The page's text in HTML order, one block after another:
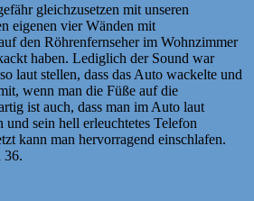
gleichzusetzen mit unseren
eigenen vier Wänden mit
den Röhrenfernseher im Wohnzimmer
haben. Lediglich der Sound war
laut stellen, dass das Auto wackelte und
wenn man die Füße auf die
ist auch, dass man im Auto laut
und sein hell erleuchtetes Telefon
kann man hervorragend einschlafen.
36.